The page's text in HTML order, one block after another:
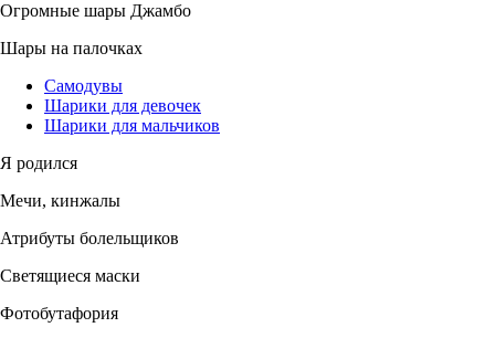
Огромные шары Джамбо
Шары на палочках
Самодувы
Шарики для девочек
Шарики для мальчиков
Я родился
Мечи, кинжалы
Атрибуты болельщиков
Светящиеся маски
Фотобутафория